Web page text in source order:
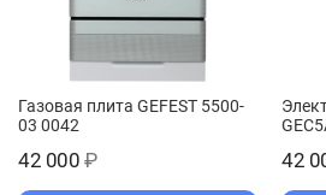
Газовая плита GEFEST 5500-
03 0042
42 000 ₽ 42